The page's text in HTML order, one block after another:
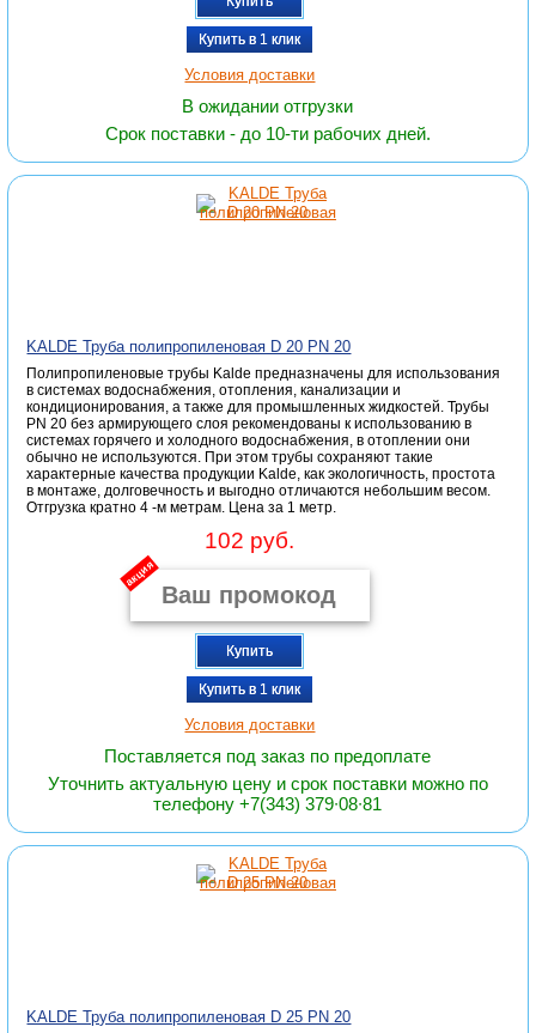
Купить в 1 клик
Условия доставки
В ожидании отгрузки
Срок поставки - до 10-ти рабочих дней.
KALDE Труба полипропиленовая D 20 PN 20
Полипропиленовые трубы Kalde предназначены для использования
в системах водоснабжения, отопления, канализации и
кондиционирования, а также для промышленных жидкостей. Трубы
PN 20 без армирующего слоя рекомендованы к использованию в
системах горячего и холодного водоснабжения, в отоплении они
обычно не используются. При этом трубы сохраняют такие
характерные качества продукции Kalde, как экологичность, простота
в монтаже, долговечность и выгодно отличаются небольшим весом.
Отгрузка кратно 4 -м метрам. Цена за 1 метр.
102 руб.
акция
Купить
Купить в 1 клик
Условия доставки
Поставляется под заказ по предоплате
Уточнить актуальную цену и срок поставки можно по
телефону +7(343) 379∙08∙81
KALDE Труба полипропиленовая D 25 PN 20